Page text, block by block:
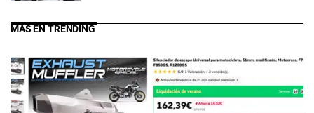
MÁS EN TRENDING